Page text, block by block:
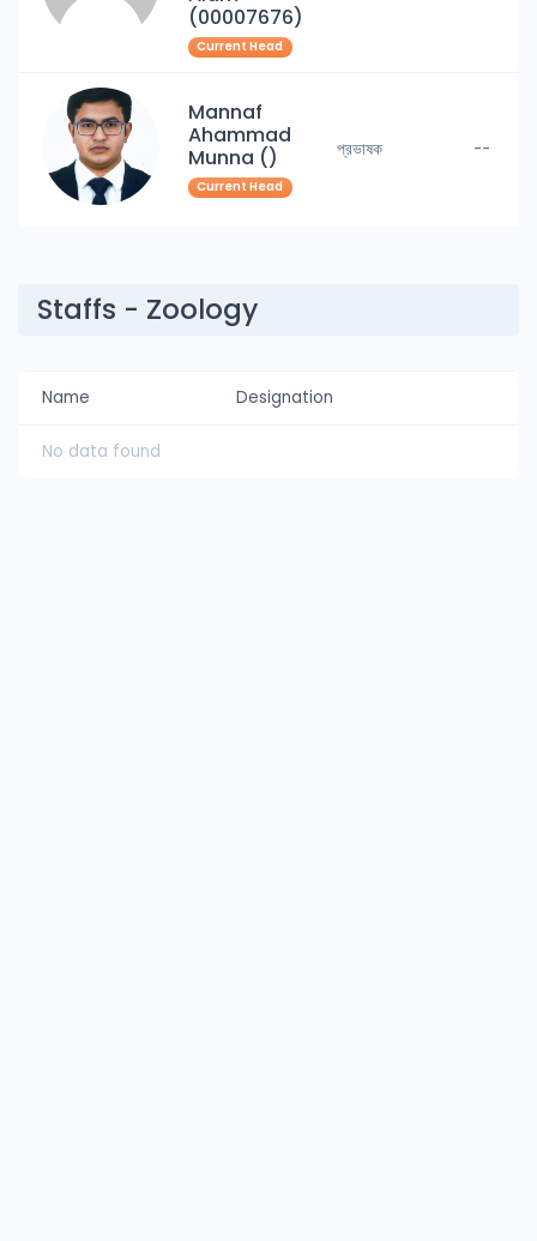
(00007676)
Current Head
Mannaf
Ahammad
Munna ()
Current Head
প্রভাষক --
Staffs - Zoology
Name Designation
No data found